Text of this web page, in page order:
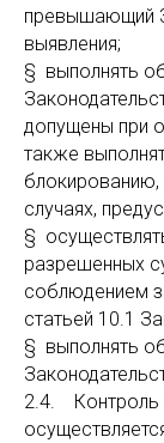
превышающий
выявления;
§ выполнять
допущены при
также
случаях,
§
разрешенных
соблюдением
статьей 10.1
§ выполнять
2.4. Контроль